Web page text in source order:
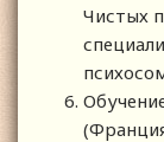
Чистых